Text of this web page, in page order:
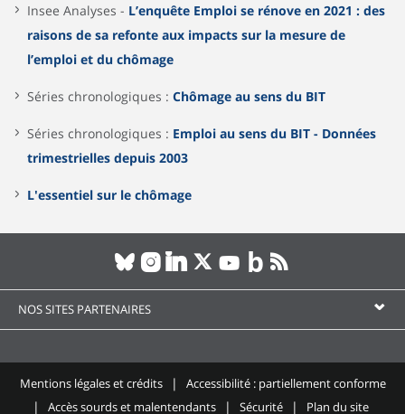
Insee Analyses - L’enquête Emploi se rénove en 2021 : des
raisons de sa refonte aux impacts sur la mesure de
l’emploi et du chômage
Séries chronologiques : Chômage au sens du BIT
Séries chronologiques : Emploi au sens du BIT - Données
trimestrielles depuis 2003
L'essentiel sur le chômage
NOS SITES PARTENAIRES
Mentions légales et crédits
Accessibilité : partiellement conforme
Accès sourds et malentendants
Sécurité Plan du site